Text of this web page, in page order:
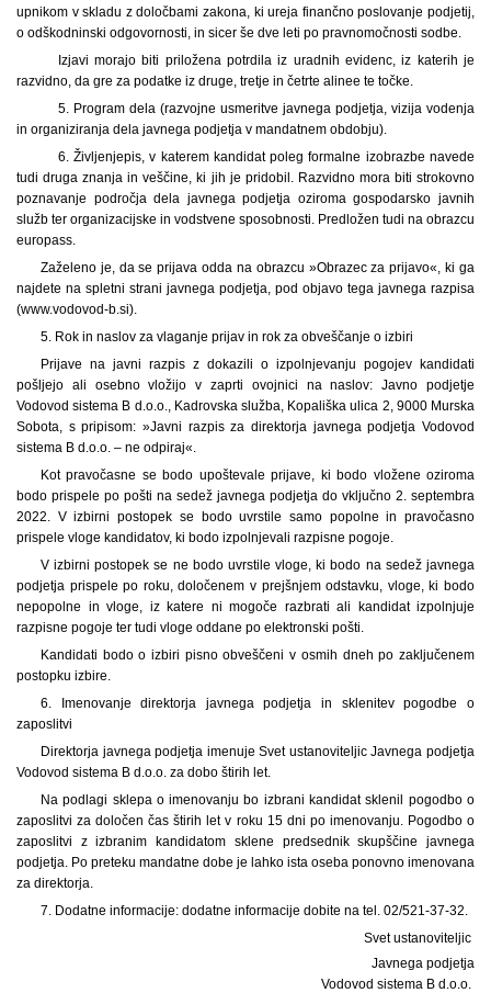
upnikom v skladu z določbami zakona, ki ureja finančno poslovanje podjetij,
o odškodninski odgovornosti, in sicer še dve leti po pravnomočnosti sodbe.
Izjavi morajo biti priložena potrdila iz uradnih evidenc, iz katerih je
razvidno, da gre za podatke iz druge, tretje in četrte alinee te točke.
5. Program dela (razvojne usmeritve javnega podjetja, vizija vodenja
in organiziranja dela javnega podjetja v mandatnem obdobju).
6. Življenjepis, v katerem kandidat poleg formalne izobrazbe navede
tudi druga znanja in veščine, ki jih je pridobil. Razvidno mora biti strokovno
poznavanje področja dela javnega podjetja oziroma gospodarsko javnih
služb ter organizacijske in vodstvene sposobnosti. Predložen tudi na obrazcu
europass.
Zaželeno je, da se prijava odda na obrazcu »Obrazec za prijavo«, ki ga
najdete na spletni strani javnega podjetja, pod objavo tega javnega razpisa
(www.vodovod-b.si).
5. Rok in naslov za vlaganje prijav in rok za obveščanje o izbiri
Prijave na javni razpis z dokazili o izpolnjevanju pogojev kandidati
pošljejo ali osebno vložijo v zaprti ovojnici na naslov: Javno podjetje
Vodovod sistema B d.o.o., Kadrovska služba, Kopališka ulica 2, 9000 Murska
Sobota, s pripisom: »Javni razpis za direktorja javnega podjetja Vodovod
sistema B d.o.o. – ne odpiraj«.
Kot pravočasne se bodo upoštevale prijave, ki bodo vložene oziroma
bodo prispele po pošti na sedež javnega podjetja do vključno 2. septembra
2022. V izbirni postopek se bodo uvrstile samo popolne in pravočasno
prispele vloge kandidatov, ki bodo izpolnjevali razpisne pogoje.
V izbirni postopek se ne bodo uvrstile vloge, ki bodo na sedež javnega
podjetja prispele po roku, določenem v prejšnjem odstavku, vloge, ki bodo
nepopolne in vloge, iz katere ni mogoče razbrati ali kandidat izpolnjuje
razpisne pogoje ter tudi vloge oddane po elektronski pošti.
Kandidati bodo o izbiri pisno obveščeni v osmih dneh po zaključenem
postopku izbire.
6. Imenovanje direktorja javnega podjetja in sklenitev pogodbe o
zaposlitvi
Direktorja javnega podjetja imenuje Svet ustanoviteljic Javnega podjetja
Vodovod sistema B d.o.o. za dobo štirih let.
Na podlagi sklepa o imenovanju bo izbrani kandidat sklenil pogodbo o
zaposlitvi za določen čas štirih let v roku 15 dni po imenovanju. Pogodbo o
zaposlitvi z izbranim kandidatom sklene predsednik skupščine javnega
podjetja. Po preteku mandatne dobe je lahko ista oseba ponovno imenovana
za direktorja.
7. Dodatne informacije: dodatne informacije dobite na tel. 02/521-37-32.
Svet ustanoviteljic
Javnega podjetja
Vodovod sistema B d.o.o.